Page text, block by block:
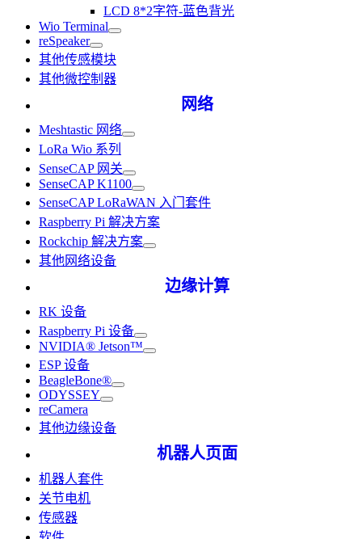
LCD 8*2字符-蓝色背光
Wio Terminal
reSpeaker
其他传感模块
其他微控制器
网络
Meshtastic 网络
LoRa Wio 系列
SenseCAP 网关
SenseCAP K1100
SenseCAP LoRaWAN 入门套件
Raspberry Pi 解决方案
Rockchip 解决方案
其他网络设备
边缘计算
RK 设备
Raspberry Pi 设备
NVIDIA® Jetson™
ESP 设备
BeagleBone®
ODYSSEY
reCamera
其他边缘设备
机器人页面
机器人套件
关节电机
传感器